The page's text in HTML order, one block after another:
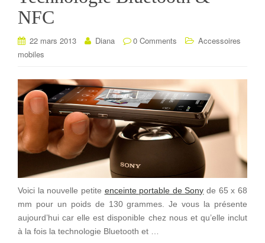
NFC
22 mars 2013 Diana 0 Comments
Accessoires
mobiles
Voici la nouvelle petite enceinte portable de Sony de 65 x 68
mm pour un poids de 130 grammes. Je vous la présente
aujourd’hui car elle est disponible chez nous et qu’elle inclut
à la fois la technologie Bluetooth et …